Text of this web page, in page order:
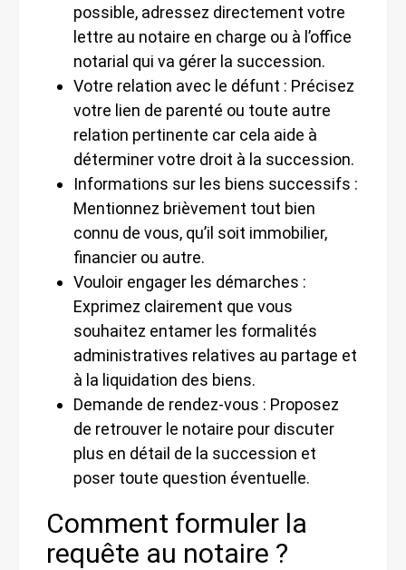
possible, adressez directement votre
lettre au notaire en charge ou à l’office
notarial qui va gérer la succession.
Votre relation avec le défunt : Précisez
votre lien de parenté ou toute autre
relation pertinente car cela aide à
déterminer votre droit à la succession.
Informations sur les biens successifs :
Mentionnez brièvement tout bien
connu de vous, qu’il soit immobilier,
financier ou autre.
Vouloir engager les démarches :
Exprimez clairement que vous
souhaitez entamer les formalités
administratives relatives au partage et
à la liquidation des biens.
Demande de rendez-vous : Proposez
de retrouver le notaire pour discuter
plus en détail de la succession et
poser toute question éventuelle.
Comment formuler la
requête au notaire ?